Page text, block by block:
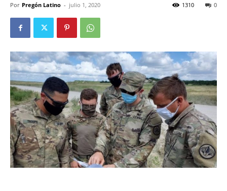
Por Pregón Latino - julio 1, 2020 0
1310